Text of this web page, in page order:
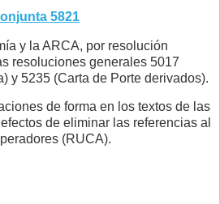
5821
y la ARCA, por resolución
resoluciones generales 5017
y 5235 (Carta de Porte derivados).
de forma en los textos de las
de eliminar las referencias al
(RUCA).